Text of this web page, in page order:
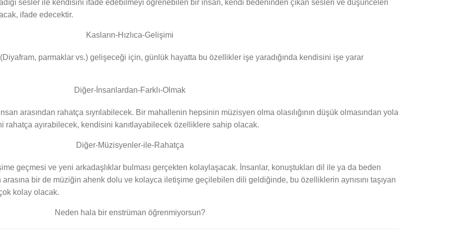
sesler ile kendisini ifade edebilmeyi öğrenebilen bir insan, kendi bedeninden çıkan sesleri ve düşünceleri
ifade edecektir.
parmaklar vs.) gelişeceği için, günlük hayatta bu özellikler işe yaradığında kendisini işe yarar
arasından rahatça sıyrılabilecek. Bir mahallenin hepsinin müzisyen olma olasılığının düşük olmasından yola
rahatça ayırabilecek, kendisini kanıtlayabilecek özelliklere sahip olacak.
geçmesi ve yeni arkadaşlıklar bulması gerçekten kolaylaşacak. İnsanlar, konuştukları dil ile ya da beden
arasına bir de müziğin ahenk dolu ve kolayca iletişime geçilebilen dili geldiğinde, bu özelliklerin aynısını taşıyan
kolay olacak.